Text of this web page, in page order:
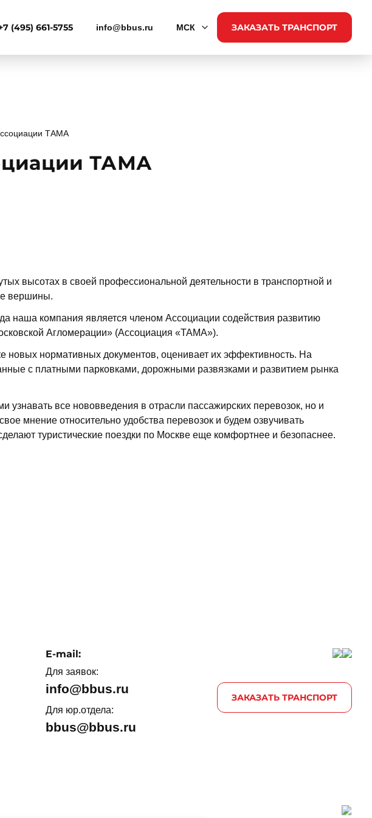
(495) 661-5755 info@bbus.ru МСК ЗАКАЗАТЬ ТРАНСПОРТ
ТАМА
ТАМА
высотах в своей профессиональной деятельности в транспортной и
вершины.
наша компания является членом Ассоциации содействия развитию
Агломерации» (Ассоциация «ТАМА»).
новых нормативных документов, оценивает их эффективность. На
с платными парковками, дорожными развязками и развитием рынка
все нововведения в отрасли пассажирских перевозок, но и
мнение относительно удобства перевозок и будем озвучивать
туристические поездки по Москве еще комфортнее и безопаснее.
E-mail:
Для заявок:
info@bbus.ru
Для юр.отдела:
bbus@bbus.ru
ЗАКАЗАТЬ ТРАНСПОРТ